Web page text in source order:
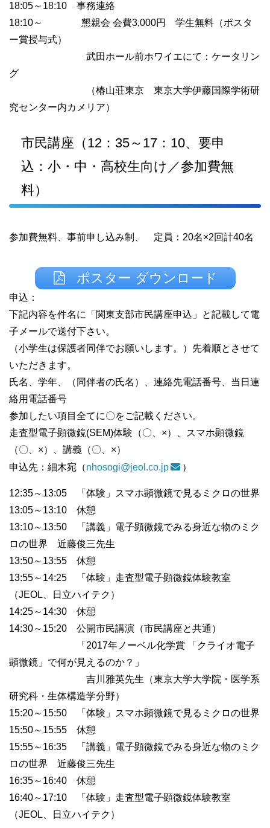
18:05～18:10 事務連絡
18:10～ 懇親会 会費3,000円 学生無料（ポスタ
ー賞授与式）
武田ホール前ホワイエにて：ケータリン
グ
（椿山荘東京 東京大学伊藤国際学術研
究センター内カメリア）
市民講座（12：35～17：10、要申
込：小・中・高校生向け／参加費無
料）
参加費無料、事前申し込み制、 定員：20名×2回計40名
ポスター ダウンロード
申込：
下記内容を件名に「関東支部市民講座申込」と記載して電
子メールで送付下さい。
（小学生は保護者同伴でお願いします。）先着順とさせて
いただきます。
氏名、学年、（同伴者の氏名）、連絡先電話番号、当日連
絡用電話番号
参加したい項目全てに〇をご記載ください。
走査型電子顕微鏡(SEM)体験（〇、×）、スマホ顕微鏡
（〇、×）、講義（〇、×）
申込先：細木宛（nhosogi@jeol.co.jp ）
12:35～13:05 「体験」スマホ顕微鏡で見るミクロの世界
13:05～13:10 休憩
13:10～13:50 「講義」電子顕微鏡でみる身近な物のミク
ロの世界 近藤俊三先生
13:50～13:55 休憩
13:55～14:25 「体験」走査型電子顕微鏡体験教室
（JEOL、日立ハイテク）
14:25～14:30 休憩
14:30～15:20 公開市民講演（市民講座と共通）
「2017年ノーベル化学賞 「クライオ電子
顕微鏡」で何が見えるのか？」
吉川雅英先生（東京大学大学院・医学系
研究科・生体構造学分野）
15:20～15:50 「体験」スマホ顕微鏡で見るミクロの世界
15:50～15:55 休憩
15:55～16:35 「講義」電子顕微鏡でみる身近な物のミク
ロの世界 近藤俊三先生
16:35～16:40 休憩
16:40～17:10 「体験」走査型電子顕微鏡体験教室
（JEOL、日立ハイテク）